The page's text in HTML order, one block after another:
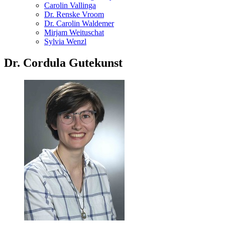
Carolin Vallinga
Dr. Renske Vroom
Dr. Carolin Waldemer
Mirjam Weituschat
Sylvia Wenzl
Dr. Cordula Gutekunst